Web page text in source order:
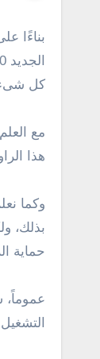
بناءًا على كثرة الأسئلة والإستفسارات، قررنا نحن فريق موقع وينجز العمل على شرح كيفية قفل ثغرة wps راوتر we الجديد إصدار hg630 v2 ! نعم، إذا كنت تمتلك راوتر وى
كل شىء
مع
هذا
حماية